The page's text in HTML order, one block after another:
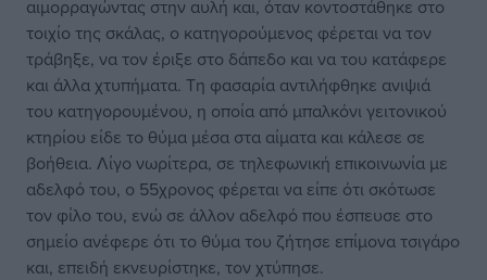
αιμορραγώντας στην αυλή και, όταν κοντοστάθηκε στο
τοιχίο της σκάλας, ο κατηγορούμενος φέρεται να τον
τράβηξε, να τον έριξε στο δάπεδο και να του κατάφερε
και άλλα χτυπήματα. Τη φασαρία αντιλήφθηκε ανιψιά
του κατηγορουμένου, η οποία από μπαλκόνι γειτονικού
κτηρίου είδε το θύμα μέσα στα αίματα και κάλεσε σε
βοήθεια. Λίγο νωρίτερα, σε τηλεφωνική επικοινωνία με
αδελφό του, ο 55χρονος φέρεται να είπε ότι σκότωσε
τον φίλο του, ενώ σε άλλον αδελφό που έσπευσε στο
σημείο ανέφερε ότι το θύμα του ζήτησε επίμονα τσιγάρο
και, επειδή εκνευρίστηκε, τον χτύπησε.